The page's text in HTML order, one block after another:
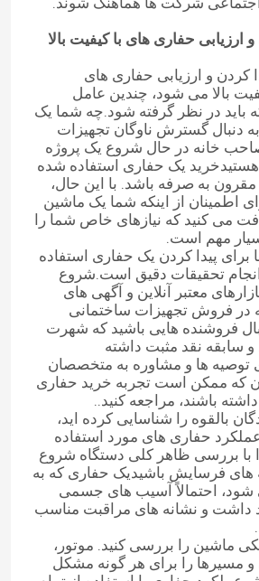
ارزیابی حفاری های با کیفیت بالا
کردن و ارزیابی حفاری های
بالا می شود، چندین عامل
باید در نظر گرفته شود.چه شما یک
به دنبال گسترش ناوگان تجهیزات
خانه در حال شروع یک پروژه
یک حفاری استفاده شده
به صرفه باشد. با این حال،
اطمینان از اینکه شما یک ماشین
می کنید که نیازهای خاص شما را
مهم است.
برای پیدا کردن یک حفاری استفاده
انجام تحقیقات دقیق است.شروع
معتبر آنلاین و آگهی های
در فروش تجهیزات ساختمانی
فروشنده هایی باشید که شهرت
سابقه نقد مثبت داشته
توصیه ها و مشاوره به متخصصان
که ممکن است تجربه خرید حفاری
باشند، مراجعه کنید..
بالقوه را شناسایی کرده اید،
حفاری های مورد استفاده
با بررسی ظاهر کلی دستگاه شروع
های فرسایش باشیدیک حفاری که به
احتمالاً آسیب های جسمی
داشت و نشانه های مراقبت مناسب
ماشین را بررسی کنید. موتور،
مسیرها را برای هر گونه مشکل